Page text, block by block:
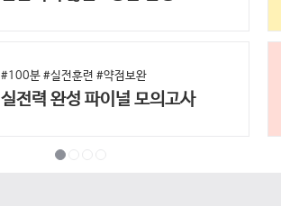
#100분 #실전훈련 #약점보완
실전력 완성 파이널 모의고사